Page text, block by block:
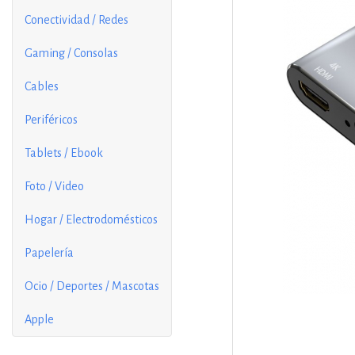
Conectividad / Redes
Gaming / Consolas
Cables
Periféricos
Tablets / Ebook
Foto / Video
Hogar / Electrodomésticos
Papelería
Ocio / Deportes / Mascotas
Apple